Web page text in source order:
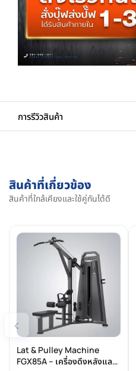
การรีวิวสินค้า
สินค้าที่เกี่ยวข้อง
สินค้าที่ใกล้เคียงและใช้คู่กันได้ดี
‹
Lat & Pulley Machine
FGX85A – เครื่องดึงหลังและ